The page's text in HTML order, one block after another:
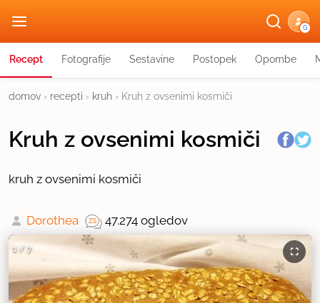
G
Recept Fotografije Sestavine Postopek Opombe
domov › recepti › kruh › Kruh z ovsenimi kosmiči
Kruh z ovsenimi kosmiči
kruh z ovsenimi kosmiči
Dorothea 47.274 ogledov
1/ 7